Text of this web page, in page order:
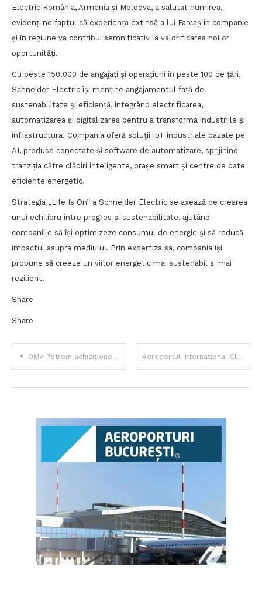
Electric România, Armenia și Moldova, a salutat numirea,
evidențiind faptul că experiența extinsă a lui Farcaș în companie
și în regiune va contribui semnificativ la valorificarea noilor
oportunități.
Cu peste 150.000 de angajați și operațiuni în peste 100 de țări,
Schneider Electric își menține angajamentul față de
sustenabilitate și eficiență, integrând electrificarea,
automatizarea și digitalizarea pentru a transforma industriile și
infrastructura. Compania oferă soluții IoT industriale bazate pe
AI, produse conectate și software de automatizare, sprijinind
tranziția către clădiri inteligente, orașe smart și centre de date
eficiente energetic.
Strategia „Life Is On” a Schneider Electric se axează pe crearea
unui echilibru între progres și sustenabilitate, ajutând
companiile să își optimizeze consumul de energie și să reducă
impactul asupra mediului. Prin expertiza sa, compania își
propune să creeze un viitor energetic mai sustenabil și mai
rezilient.
Share
Share
Navigare
în
OMV Petrom achiziționează 62% din energia solară de la DRI în cel mai mare acord PPA din România Aeroportul Internațional Cluj devine primul din România care utilizează combustibil sustenabil pentru aviație (SAF)